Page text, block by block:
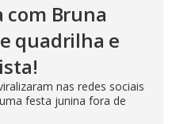
com Bruna
quadrilha e
nas redes sociais
festa junina fora de